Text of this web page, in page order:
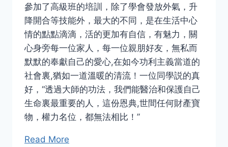
參加了高級班的培訓，除了學會發放外氣，升
降開合等技能外，最大的不同，是在生活中心
情的點點滴滴，活的更加有自信，有魅力，關
心身旁每一位家人，每一位親朋好友，無私而
默默的奉獻自己的愛心,在如今功利主義當道的
社會裏,猶如一道溫暖的清流！一位同學説的真
好，“透過大師的功法，我們能醫治和保護自己
生命裏最重要的人，這份恩典,世間任何財產寶
物，權力名位，都無法相比！”
Read More